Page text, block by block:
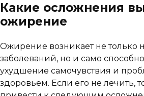
Какие осложнения
ожирение
Ожирение возникает не только
заболеваний, но и само
ухудшение самочувствия и
здоровьем. Если его не лечить,